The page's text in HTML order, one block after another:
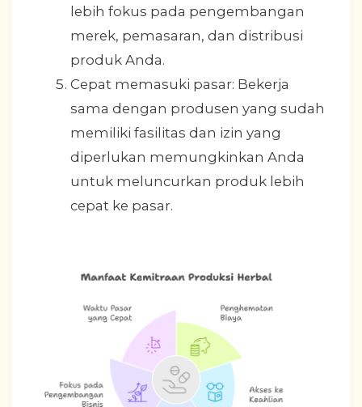
lebih fokus pada pengembangan
merek, pemasaran, dan distribusi
produk Anda.
Cepat memasuki pasar: Bekerja
sama dengan produsen yang sudah
memiliki fasilitas dan izin yang
diperlukan memungkinkan Anda
untuk meluncurkan produk lebih
cepat ke pasar.